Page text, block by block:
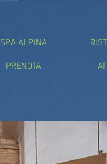
SPA ALPINA
PRENOTA